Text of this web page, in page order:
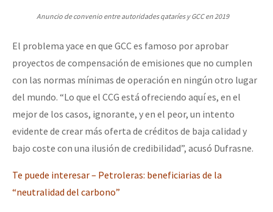
Anuncio de convenio entre autoridades qataríes y GCC en 2019
El problema yace en que GCC es famoso por aprobar
proyectos de compensación de emisiones que no cumplen
con las normas mínimas de operación en ningún otro lugar
del mundo. “Lo que el CCG está ofreciendo aquí es, en el
mejor de los casos, ignorante, y en el peor, un intento
evidente de crear más oferta de créditos de baja calidad y
bajo coste con una ilusión de credibilidad”, acusó Dufrasne.
Te puede interesar – Petroleras: beneficiarias de la
“neutralidad del carbono”